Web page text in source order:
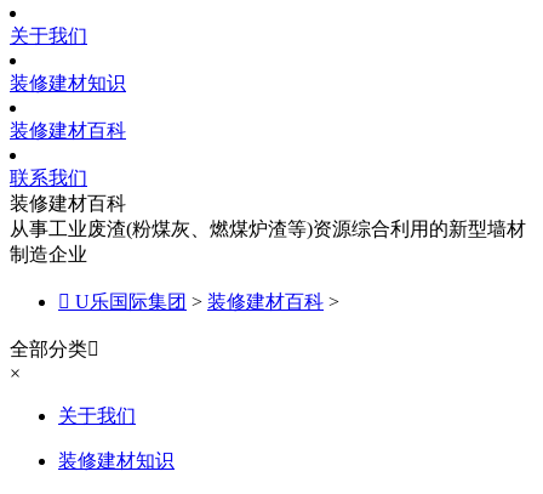
关于我们
装修建材知识
装修建材百科
联系我们
装修建材百科
从事工业废渣(粉煤灰、燃煤炉渣等)资源综合利用的新型墙材
制造企业
 U乐国际集团 > 装修建材百科 >
全部分类
×
关于我们
装修建材知识